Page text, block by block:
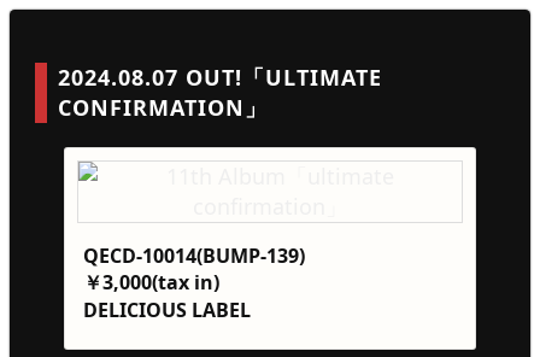
2024.08.07 OUT!「ULTIMATE
CONFIRMATION」
QECD-10014(BUMP-139)
￥3,000(tax in)
DELICIOUS LABEL